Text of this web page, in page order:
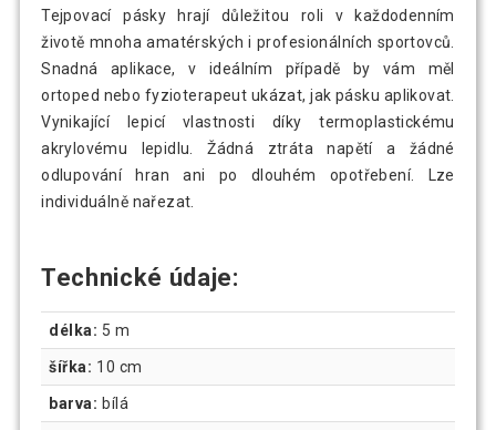
Tejpovací pásky hrají důležitou roli v každodenním
životě mnoha amatérských i profesionálních sportovců.
Snadná aplikace, v ideálním případě by vám měl
ortoped nebo fyzioterapeut ukázat, jak pásku aplikovat.
Vynikající lepicí vlastnosti díky termoplastickému
akrylovému lepidlu. Žádná ztráta napětí a žádné
odlupování hran ani po dlouhém opotřebení. Lze
individuálně nařezat.
Technické údaje:
délka: 5 m
šířka: 10 cm
barva: bílá